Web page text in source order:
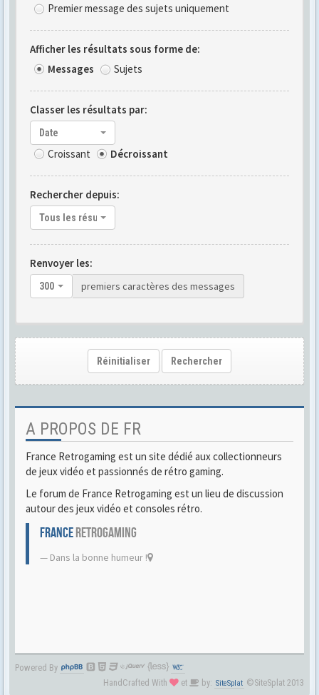
Premier message des sujets uniquement
Afficher les résultats sous forme de:
Messages
Sujets
Classer les résultats par:
Date
Croissant Décroissant
Rechercher depuis:
Tous les résultats
Renvoyer les:
300 premiers caractères des messages
Réinitialiser Rechercher
A PROPOS DE FR
France Retrogaming est un site dédié aux collectionneurs
de jeux vidéo et passionnés de rétro gaming.
Le forum de France Retrogaming est un lieu de discussion
autour des jeux vidéo et consoles rétro.
FRANCERETROGAMING
Dans la bonne humeur !
Powered By
HandCrafted With
et by: SiteSplat ©SiteSplat 2013